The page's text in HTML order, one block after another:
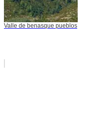
Valle de benasque pueblos